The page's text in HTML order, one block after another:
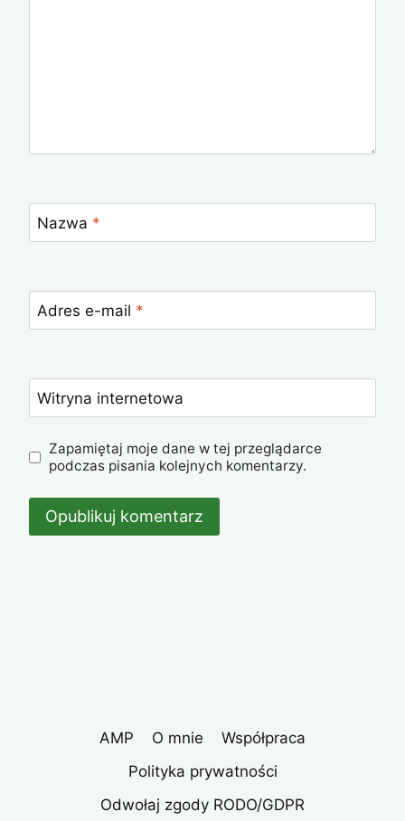
Nazwa *
Adres e-mail *
Witryna internetowa
Zapamiętaj moje dane w tej przeglądarce
podczas pisania kolejnych komentarzy.
AMP O mnie
Współpraca
Polityka prywatności
Odwołaj zgody RODO/GDPR